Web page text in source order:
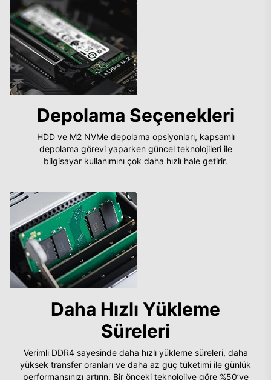
Depolama Seçenekleri
HDD ve M2 NVMe depolama opsiyonları, kapsamlı
depolama görevi yaparken güncel teknolojileri ile
bilgisayar kullanımını çok daha hızlı hale getirir.
Daha Hızlı Yükleme
Süreleri
Verimli DDR4 sayesinde daha hızlı yükleme süreleri, daha
yüksek transfer oranları ve daha az güç tüketimi ile günlük
performansınızı artırın. Bir önceki teknolojiye göre %50’ye